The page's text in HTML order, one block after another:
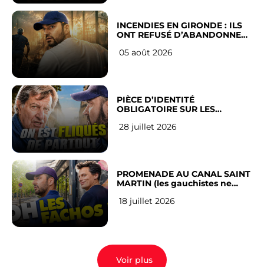
INCENDIES EN GIRONDE : ILS
ONT REFUSÉ D’ABANDONNER
05 août 2026
PIÈCE D’IDENTITÉ
OBLIGATOIRE SUR LES
Français
28 juillet 2026
PROMENADE AU CANAL SAINT
MARTIN (les gauchistes ne
18 juillet 2026
Voir plus